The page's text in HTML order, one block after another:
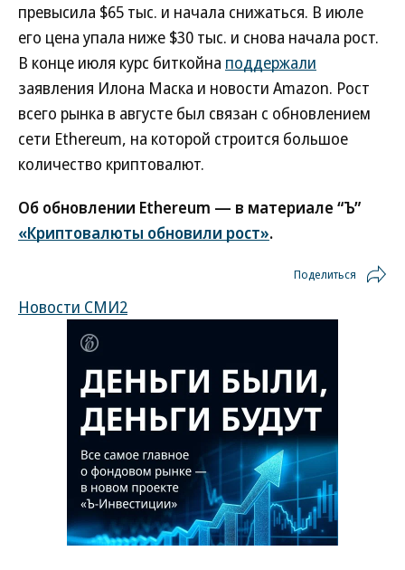
превысила $65 тыс. и начала снижаться. В июле
его цена упала ниже $30 тыс. и снова начала рост.
В конце июля курс биткойна поддержали
заявления Илона Маска и новости Amazon. Рост
всего рынка в августе был связан с обновлением
сети Ethereum, на которой строится большое
количество криптовалют.
Об обновлении Ethereum — в материале “Ъ”
«Криптовалюты обновили рост».
Поделиться
Новости СМИ2